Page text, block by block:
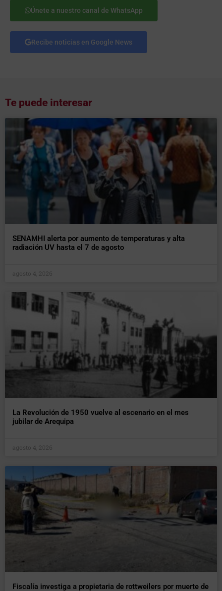
Únete a nuestro canal de WhatsApp
Recibe noticias en Google News
Te puede interesar
SENAMHI alerta por aumento de temperaturas y alta
radiación UV hasta el 7 de agosto
agosto 4, 2026
La Revolución de 1950 vuelve al escenario en el mes
jubilar de Arequipa
agosto 4, 2026
Fiscalía investiga a propietaria de rottweilers por muerte de